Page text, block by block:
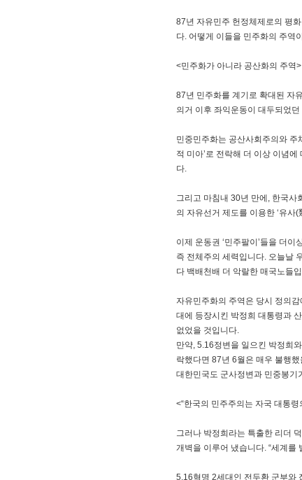
87년 자유민주 헌정체제로의 평
다. 어떻게 이들을 민주화의 주역
<민주화가 아니라 공산화의 주역>
87년 민주화를 계기로 확대된 자
의거 이후 좌익운동이 대두되었
민중민주화는 공산사회주의와 주
적 미아’로 전락해 더 이상 이념
다.
그리고 마침내 30년 만에, 한국사
의 자유선거 제도를 이용한 ‘유사
이제 운동권 ‘민주팔이’들을 더
즉 전체주의 세력입니다. 오늘날
다 백배천배 더 악랄한 매국노들
자유민주화의 주역은 당시 정의
대에 등장시킨 박정희 대통령과
없었을 것입니다.
만약, 5.16정변을 일으킨 박정희
락했다면 87년 6월은 매우 불행
대한민국도 군사정변과 민중봉기
<“한국의 민주주의는 자국 대통령
그러나 박정희라는 특출한 리더
개벽을 이루어 냈습니다. “세계를
5.16혁명 2세대인 전두환 군부와